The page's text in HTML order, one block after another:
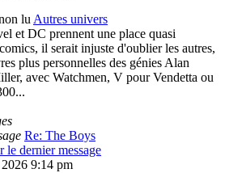
Autres univers
et DC prennent une place quasi
il serait injuste d'oublier les autres,
plus personnelles des génies Alan
avec Watchmen, V pour Vendetta ou
Re: The Boys
le dernier message
9:14 pm